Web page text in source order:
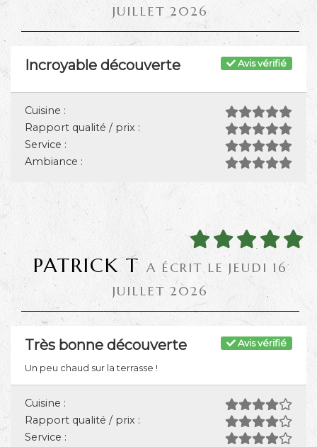
JUILLET 2026
Avis vérifié
Incroyable découverte
Cuisine :
Rapport qualité / prix :
Service :
Ambiance :
PATRICK T A ÉCRIT LE JEUDI 16
JUILLET 2026
Avis vérifié
Très bonne découverte
Un peu chaud sur la terrasse !
Cuisine :
Rapport qualité / prix :
Service :